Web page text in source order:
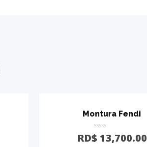
Montura Fendi
Calificado
0
RD$ 13,700.00